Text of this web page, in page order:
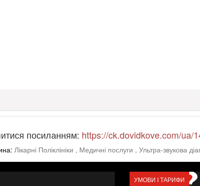
посиланням: https://ck.dovidkove.com/ua/
Лікарні Поліклініки , Медичні послуги , Ультра-звукова
УМОВИ І ТАРИФИ